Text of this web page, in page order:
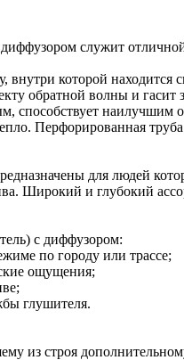
служит
внутри которой
обратной волны и гасит
способствует
Перфорированная
для людей
Широкий и глубокий
с диффузором:
по городу или трассе;
ощущения;
глушителя.
из строя